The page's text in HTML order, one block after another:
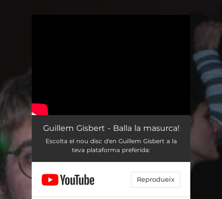
Guillem Gisbert - Balla la masurca!
Escolta el nou disc d'en Guillem Gisbert a la
teva plataforma preferida:
Reprodueix